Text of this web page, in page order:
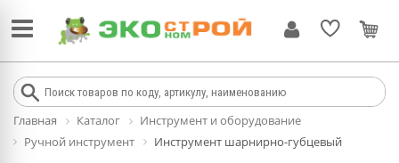
Главная Каталог
Инструмент и оборудование
Ручной инструмент
Инструмент шарнирно-губцевый